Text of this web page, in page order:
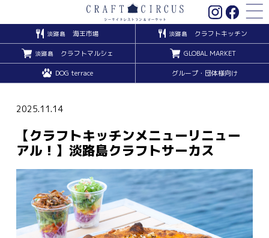
淡路島 海王市場 淡路島 クラフトキッチン
淡路島 クラフトマルシェ GLOBAL MARKET
DOG terrace グループ・団体様向け
2025.11.14
【クラフトキッチンメニューリニュー
アル！】淡路島クラフトサーカス